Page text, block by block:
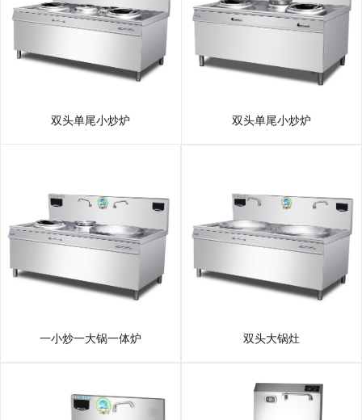
双头单尾小炒炉 双头单尾小炒炉
一小炒一大锅一体炉 双头大锅灶